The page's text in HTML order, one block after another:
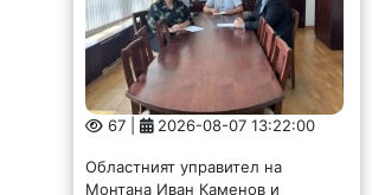
67 | 2026-08-07 13:22:00
Областният управител на
Монтана Иван Каменов и